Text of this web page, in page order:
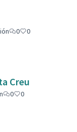
0
0
Creu
0
0